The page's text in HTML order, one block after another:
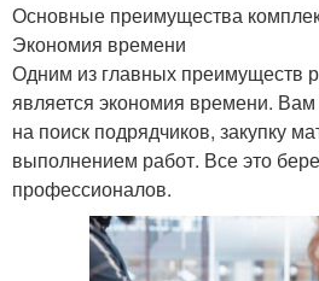
Основные преимущества
Экономия времени
Одним из главных преимуществ
является экономия времени.
на поиск подрядчиков, закупку
выполнением работ. Все это
профессионалов.